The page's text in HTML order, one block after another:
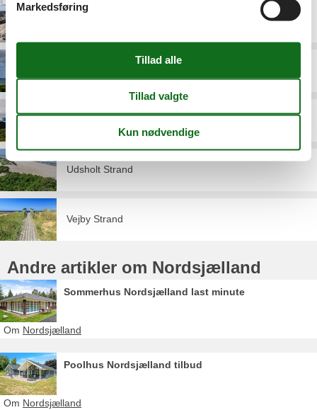
Tisvildeleje
Udsholt Strand
Vejby Strand
Andre artikler om Nordsjælland
Sommerhus Nordsjælland last minute
Om Nordsjælland
Poolhus Nordsjælland tilbud
Om Nordsjælland
Markedsføring